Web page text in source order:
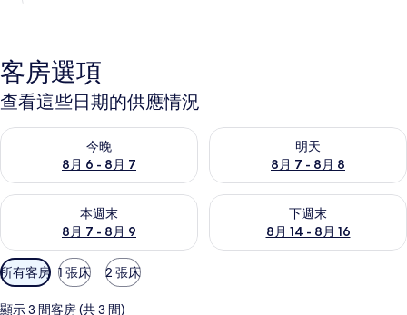
客房選項
查看這些日期的供應情況
今晚
8月 6 - 8月 7
查看今晚 (8月 6 - 8月 7) 的供應情況
明天
8月 7 - 8月 8
查看明天 (8月 7 - 8月 8) 的供
本週末
8月 7 - 8月 9
查看本週末 (8月 7 - 8月 9) 的供應情況
下週末
8月 14 - 8月 16
查看下週末 (8月 14 - 8月 16)
可
用
的
所有客房 1 張床 2 張床
顯示 3 間客房 (共 3 間)